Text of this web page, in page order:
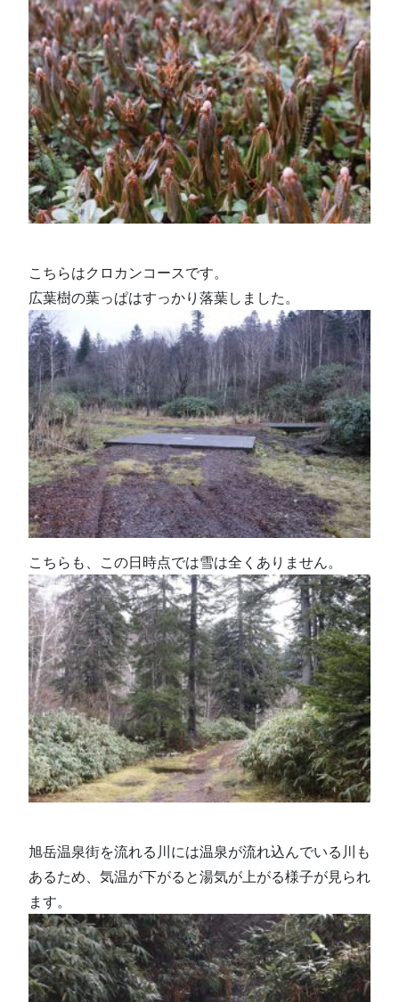
こちらはクロカンコースです。
広葉樹の葉っぱはすっかり落葉しました。
こちらも、この日時点では雪は全くありません。
旭岳温泉街を流れる川には温泉が流れ込んでいる川も
あるため、気温が下がると湯気が上がる様子が見られ
ます。